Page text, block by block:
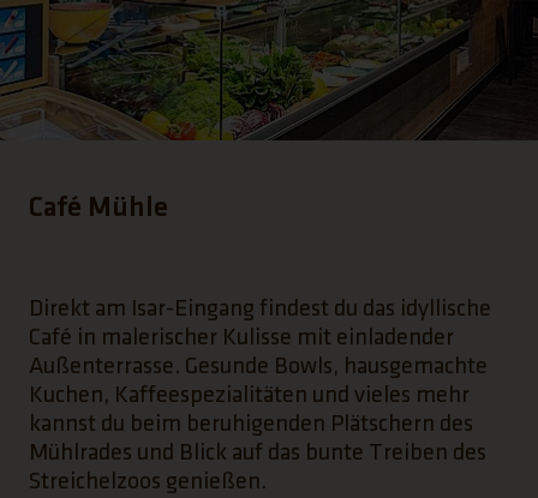
Café Mühle
Direkt am Isar-Eingang findest du das idyllische
Café in malerischer Kulisse mit einladender
Außenterrasse. Gesunde Bowls, hausgemachte
Kuchen, Kaffeespezialitäten und vieles mehr
kannst du beim beruhigenden Plätschern des
Mühlrades und Blick auf das bunte Treiben des
Streichelzoos genießen.